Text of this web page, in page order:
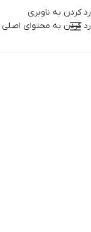
رد کردن به ناوبری
رد کردن به محتوای اصلی